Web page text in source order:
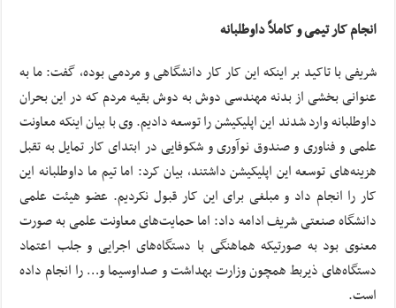
انجام کار تیمی و کاملاً داوطلبانه
شریفی با تاکید بر اینکه این کار کار دانشگاهی و مردمی بوده، گفت: ما به
عنوانی بخشی از بدنه مهندسی دوش به دوش بقیه مردم که در این بحران
داوطلبانه وارد شدند این اپلیکیشن را توسعه دادیم. وی با بیان اینکه معاونت
علمی و فناوری و صندوق نوآوری و شکوفایی در ابتدای کار تمایل به تقبل
هزینه‌های توسعه این اپلیکیشن داشتند، بیان کرد: اما تیم ما داوطلبانه این
کار را انجام داد و مبلغی برای این کار قبول نکردیم. عضو هیئت علمی
دانشگاه صنعتی شریف ادامه داد: اما حمایت‌های معاونت علمی به صورت
معنوی بود به صورتیکه هماهنگی با دستگاه‌های اجرایی و جلب اعتماد
دستگاه‌های ذیربط همچون وزارت بهداشت و صداوسیما و… را انجام داده
است.